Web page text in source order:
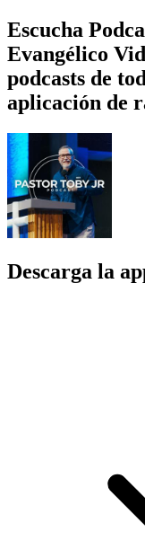
Escucha
Evangélico
podcasts de
aplicación de
Descarga la